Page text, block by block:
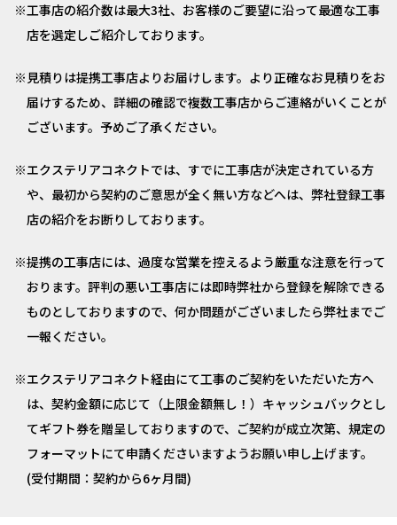
工事店の紹介数は最大3社、お客様のご要望に沿って最適な工事
店を選定しご紹介しております。
見積りは提携工事店よりお届けします。より正確なお見積りをお
届けするため、詳細の確認で複数工事店からご連絡がいくことが
ございます。予めご了承ください。
エクステリアコネクトでは、すでに工事店が決定されている方
や、最初から契約のご意思が全く無い方などへは、弊社登録工事
店の紹介をお断りしております。
提携の工事店には、過度な営業を控えるよう厳重な注意を行って
おります。評判の悪い工事店には即時弊社から登録を解除できる
ものとしておりますので、何か問題がございましたら弊社までご
一報ください。
エクステリアコネクト経由にて工事のご契約をいただいた方へ
は、契約金額に応じて（上限金額無し！）キャッシュバックとし
てギフト券を贈呈しておりますので、ご契約が成立次第、規定の
フォーマットにて申請くださいますようお願い申し上げます。
(受付期間：契約から6ヶ月間)